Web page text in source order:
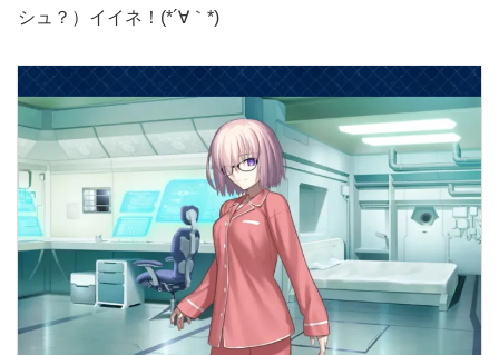
シュ？）イイネ！(*´∀｀*)